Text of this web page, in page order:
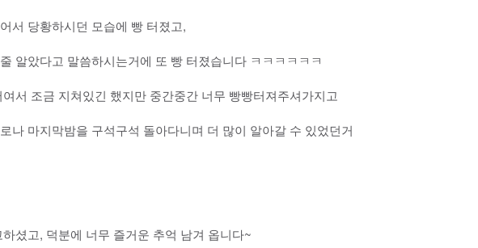
서 당황하시던 모습에 빵 터졌고,
알았다고 말씀하시는거에 또 빵 터졌습니다 ㅋㅋㅋㅋㅋㅋ
서 조금 지쳐있긴 했지만 중간중간 너무 빵빵터져주셔가지고
나 마지막밤을 구석구석 돌아다니며 더 많이 알아갈 수 있었던거
셨고, 덕분에 너무 즐거운 추억 남겨 옵니다~